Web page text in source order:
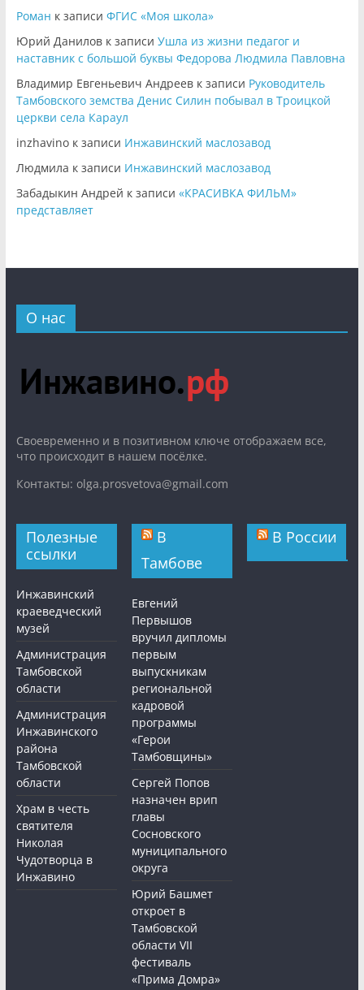
Роман к записи ФГИС «Моя школа»
Юрий Даниловк записи Ушла из жизни педагог и
наставник с большой буквы Федорова Людмила Павловна
Владимир Евгеньевич Андреевк записи Руководитель
Тамбовского земства Денис Силин побывал в Троицкой
церкви села Караул
inzhavinoк записи Инжавинский маслозавод
Людмила к записи Инжавинский маслозавод
Забадыкин Андрей к записи «КРАСИВКА ФИЛЬМ»
представляет
О нас
Cвоевременно и в позитивном ключе отображаем все,
что происходит в нашем посёлке.
Контакты: olga.prosvetova@gmail.com
Полезные
ссылки
Инжавинский
краеведческий
музей
Администрация
Тамбовской
области
Администрация
Инжавинского
района
Тамбовской
области
Храм в честь
святителя
Николая
Чудотворца в
Инжавино
В
Тамбове
Евгений
Первышов
вручил дипломы
первым
выпускникам
региональной
кадровой
программы
«Герои
Тамбовщины»
Сергей Попов
назначен врип
главы
Сосновского
муниципального
округа
Юрий Башмет
откроет в
Тамбовской
области VII
фестиваль
«Прима Домра»
В России